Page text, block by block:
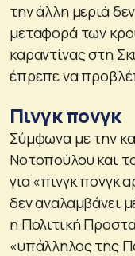
την άλλη μεριά
μεταφορά των
καραντίνας στη
έπρεπε να
Πινγκ πονγκ
Σύμφωνα με την
Νοτοπούλου και
για «πινγκ πονγκ
δεν αναλαμβάνει
η Πολιτική
«υπάλληλος της